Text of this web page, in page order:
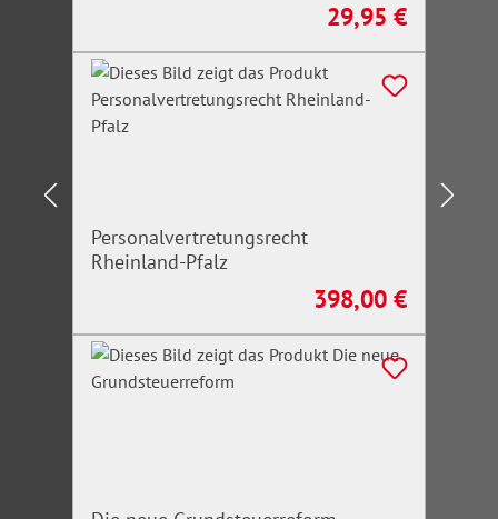
Regulärer Preis:
29,95 €
Personalvertretungsrecht
Rheinland-Pfalz
Regulärer Preis:
398,00 €